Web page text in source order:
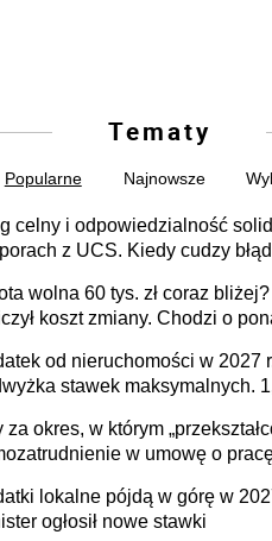
Tematy
Popularne Najnowsze
celny i odpowiedzialność
z UCS. Kiedy cudzy
wolna 60 tys. zł coraz
koszt zmiany. Chodzi o
od nieruchomości w 2027
stawek maksymalnych.
i lokali związanych z
działalności
za okres, w którym
w umowę o
cywilnoprawnej jedynym
wyjściem
lokalne pójdą w górę w
ogłosił nowe stawki